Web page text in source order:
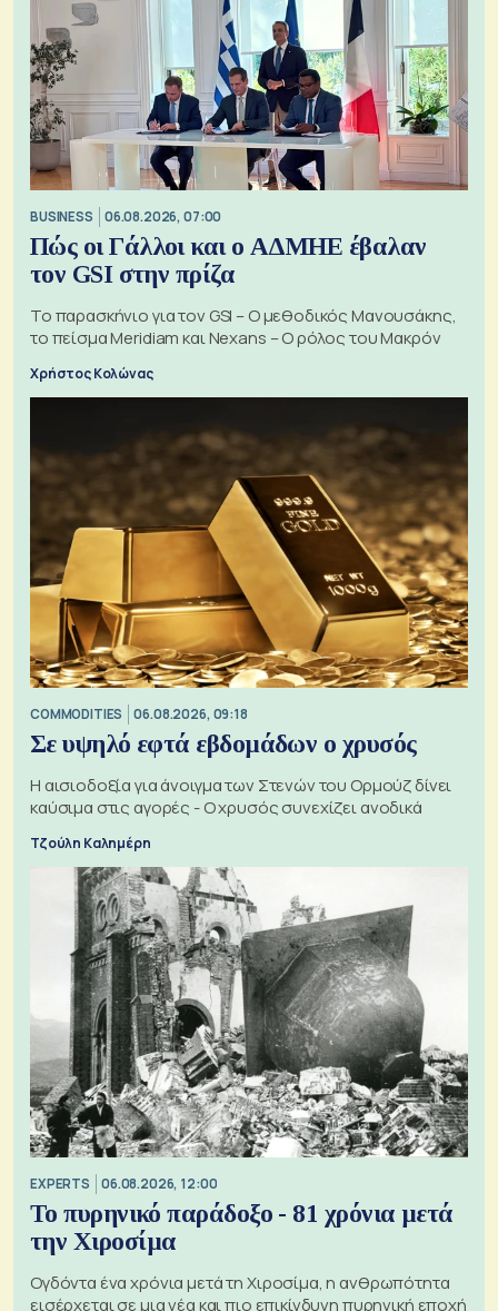
BUSINESS 06.08.2026, 07:00
Πώς οι Γάλλοι και ο ΑΔΜΗΕ έβαλαν
τον GSI στην πρίζα
Το παρασκήνιο για τον GSI – Ο μεθοδικός Μανουσάκης,
το πείσμα Meridiam και Nexans – Ο ρόλος του Μακρόν
Χρήστος Κολώνας
COMMODITIES 06.08.2026, 09:18
Σε υψηλό εφτά εβδομάδων ο χρυσός
Η αισιοδοξία για άνοιγμα των Στενών του Ορμούζ δίνει
καύσιμα στις αγορές - Ο χρυσός συνεχίζει ανοδικά
Τζούλη Καλημέρη
EXPERTS 06.08.2026, 12:00
Το πυρηνικό παράδοξο - 81 χρόνια μετά
την Χιροσίμα
Ογδόντα ένα χρόνια μετά τη Χιροσίμα, η ανθρωπότητα
εισέρχεται σε μια νέα και πιο επικίνδυνη πυρηνική εποχή